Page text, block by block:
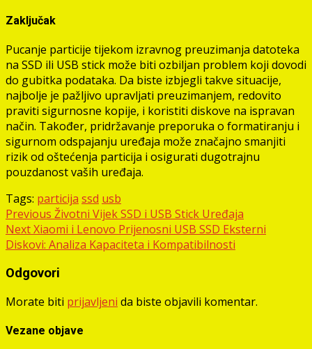
Zaključak
Pucanje particije tijekom izravnog preuzimanja datoteka
na SSD ili USB stick može biti ozbiljan problem koji dovodi
do gubitka podataka. Da biste izbjegli takve situacije,
najbolje je pažljivo upravljati preuzimanjem, redovito
praviti sigurnosne kopije, i koristiti diskove na ispravan
način. Također, pridržavanje preporuka o formatiranju i
sigurnom odspajanju uređaja može značajno smanjiti
rizik od oštećenja particija i osigurati dugotrajnu
pouzdanost vaših uređaja.
Tags: particija ssd usb
Post
navigation
Previous Životni Vijek SSD i USB Stick Uređaja
NextXiaomi i Lenovo Prijenosni USB SSD Eksterni
Diskovi: Analiza Kapaciteta i Kompatibilnosti
Odgovori
Morate biti prijavljeni da biste objavili komentar.
Vezane objave